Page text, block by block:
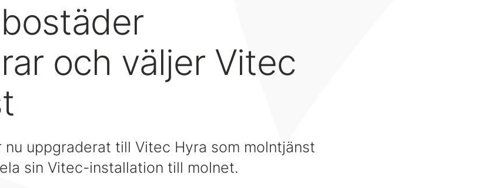
och väljer Vitec
nu uppgraderat till Vitec Hyra som molntjänst
sin Vitec-installation till molnet.